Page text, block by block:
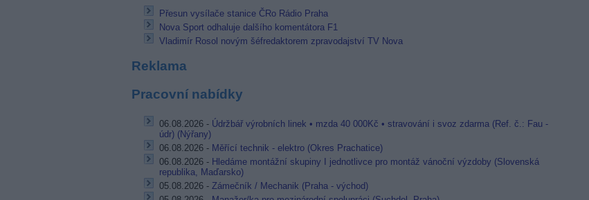
Přesun vysílače stanice ČRo Rádio Praha
Nova Sport odhaluje dalšího komentátora F1
Vladimír Rosol novým šéfredaktorem zpravodajství TV Nova
Reklama
Pracovní nabídky
06.08.2026 - Údržbář výrobních linek • mzda 40 000Kč • stravování i svoz zdarma (Ref. č.: Fau -
údr) (Nýřany)
06.08.2026 - Měřící technik - elektro (Okres Prachatice)
06.08.2026 - Hledáme montážní skupiny I jednotlivce pro montáž vánoční výzdoby (Slovenská
republika, Maďarsko)
05.08.2026 - Zámečník / Mechanik (Praha - východ)